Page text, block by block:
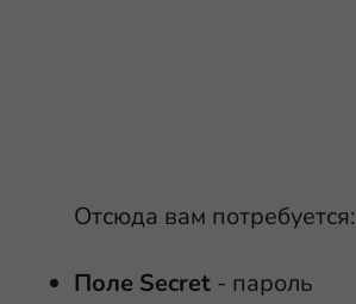
Отсюда вам потребуется:
Поле Secret - пароль